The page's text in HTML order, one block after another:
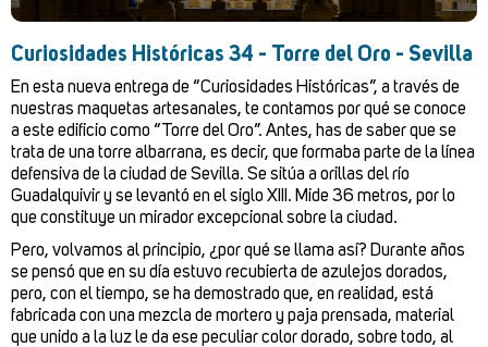
Curiosidades Históricas 34 - Torre del Oro - Sevilla
En esta nueva entrega de “Curiosidades Históricas”, a través de
nuestras maquetas artesanales, te contamos por qué se conoce
a este edificio como “Torre del Oro”. Antes, has de saber que se
trata de una torre albarrana, es decir, que formaba parte de la línea
defensiva de la ciudad de Sevilla. Se sitúa a orillas del río
Guadalquivir y se levantó en el siglo XIII. Mide 36 metros, por lo
que constituye un mirador excepcional sobre la ciudad.
Pero, volvamos al principio, ¿por qué se llama así? Durante años
se pensó que en su día estuvo recubierta de azulejos dorados,
pero, con el tiempo, se ha demostrado que, en realidad, está
fabricada con una mezcla de mortero y paja prensada, material
que unido a la luz le da ese peculiar color dorado, sobre todo, al